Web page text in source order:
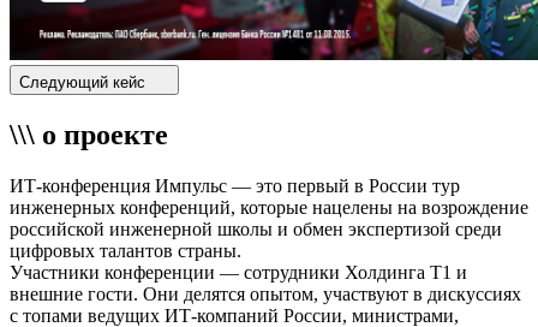
Следующий кейс
\\\ о проекте
ИТ-конференция Импульс — это первый в России тур
инженерных конференций, которые нацелены на возрождение
российской инженерной школы и обмен экспертизой среди
цифровых талантов страны.
Участники конференции — сотрудники Холдинга Т1 и
внешние гости. Они делятся опытом, участвуют в дискуссиях
с топами ведущих ИТ-компаний России, министрами,